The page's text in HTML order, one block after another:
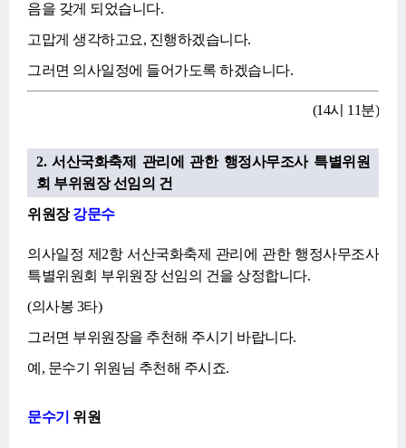
음을 갖게 되었습니다.
고맙게 생각하고요, 진행하겠습니다.
그러면 의사일정에 들어가도록 하겠습니다.
(14시 11분)
2. 서산국화축제 관리에 관한 행정사무조사 특별위원
회 부위원장 선임의 건
위원장강문수
의사일정 제2항 서산국화축제 관리에 관한 행정사무조사
특별위원회 부위원장 선임의 건을 상정합니다.
(의사봉 3타)
그러면 부위원장을 추천해 주시기 바랍니다.
예, 문수기 위원님 추천해 주시죠.
문수기 위원